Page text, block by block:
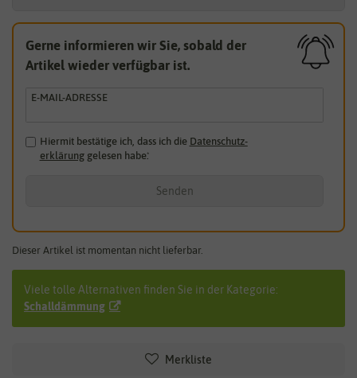
Gerne informieren wir Sie, sobald der
Artikel wieder verfügbar ist.
E-MAIL-ADRESSE
Hiermit bestätige ich, dass ich die Daten­schutz­
erklärunggelesen habe.*
Senden
Dieser Artikel ist momentan nicht lieferbar.
Viele tolle Alternativen finden Sie in der Kategorie:
Schalldämmung
Merkliste